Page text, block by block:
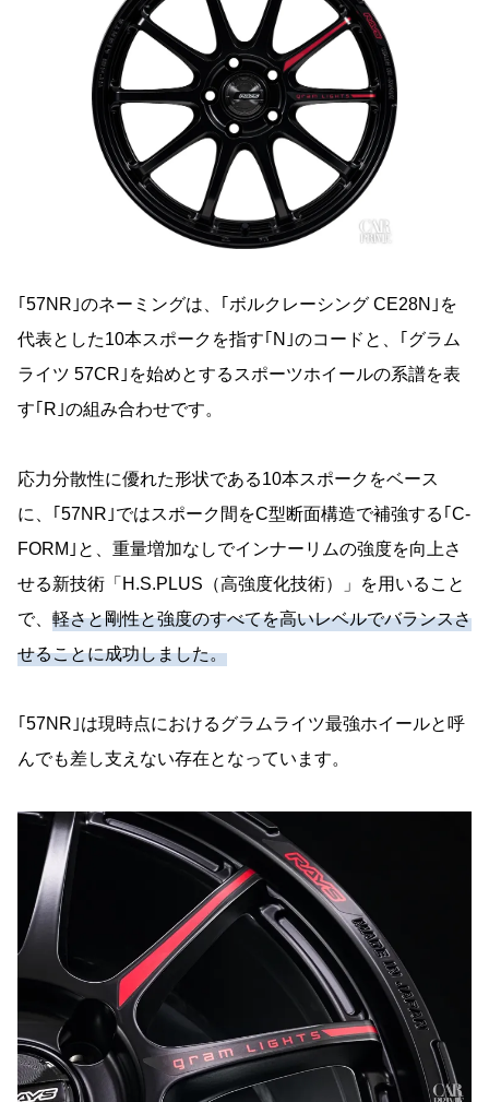
｢57NR｣のネーミングは、｢ボルクレーシング CE28N｣を
代表とした10本スポークを指す｢N｣のコードと、｢グラム
ライツ 57CR｣を始めとするスポーツホイールの系譜を表
す｢R｣の組み合わせです。
応力分散性に優れた形状である10本スポークをベース
に、｢57NR｣ではスポーク間をC型断面構造で補強する｢C-
FORM｣と、重量増加なしでインナーリムの強度を向上さ
せる新技術「H.S.PLUS（高強度化技術）」を用いること
で、 軽さと剛性と強度のすべてを高いレベルでバランスさ
せることに成功しました。
｢57NR｣は現時点におけるグラムライツ最強ホイールと呼
んでも差し支えない存在となっています。